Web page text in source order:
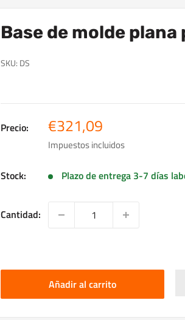
Base de molde plana
SKU: DS
Precio: Precio
de
venta
€321,09
Impuestos incluidos
Stock: Plazo de entrega 3-7 días
Cantidad:
Añadir al carrito